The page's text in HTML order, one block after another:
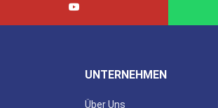
UNTERNEHMEN
Über Uns